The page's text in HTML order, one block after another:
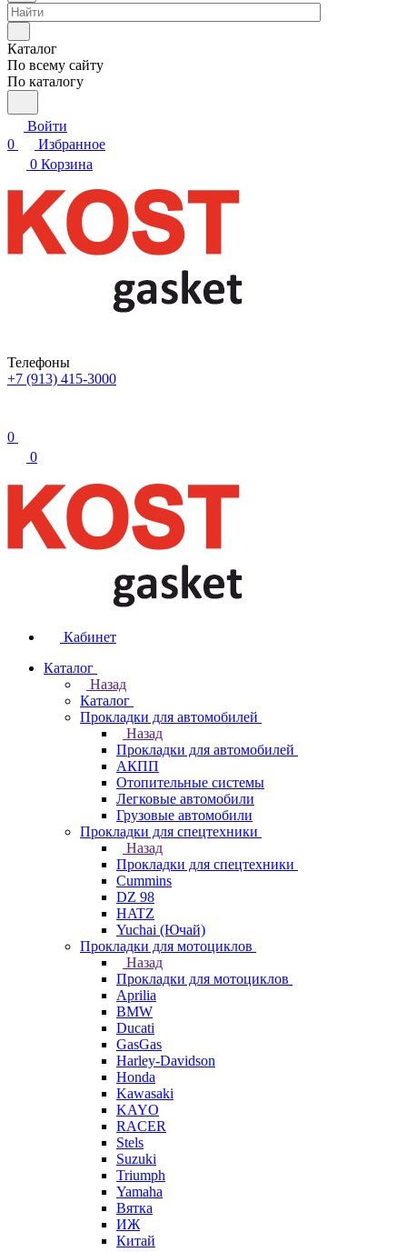
Каталог
По всему сайту
По каталогу
Войти
0
Избранное
0 Корзина
Телефоны
+7 (913) 415-3000
0
0
Кабинет
Каталог
Назад
Каталог
Прокладки для автомобилей
Назад
Прокладки для автомобилей
АКПП
Отопительные системы
Легковые автомобили
Грузовые автомобили
Прокладки для спецтехники
Назад
Прокладки для спецтехники
Cummins
DZ 98
HATZ
Yuchai (Ючай)
Прокладки для мотоциклов
Назад
Прокладки для мотоциклов
Aprilia
BMW
Ducati
GasGas
Harley-Davidson
Honda
Kawasaki
KAYO
RACER
Stels
Suzuki
Triumph
Yamaha
Вятка
ИЖ
Китай